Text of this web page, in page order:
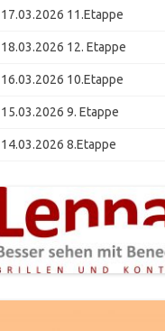
17.03.2026 11.Etappe
18.03.2026 12. Etappe
16.03.2026 10.Etappe
15.03.2026 9. Etappe
14.03.2026 8.Etappe